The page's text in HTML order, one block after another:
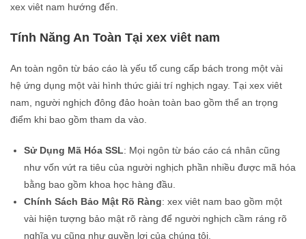
xex viêt nam hướng đến.
Tính Năng An Toàn Tại xex viêt nam
An toàn ngôn từ báo cáo là yếu tố cung cấp bách trong một vài
hệ ứng dụng một vài hình thức giải trí nghịch ngay. Tại xex viêt
nam, người nghịch đông đảo hoàn toàn bao gồm thể an trọng
điểm khi bao gồm tham da vào.
Sử Dụng Mã Hóa SSL: Mọi ngôn từ báo cáo cá nhân cũng
như vốn vứt ra tiêu của người nghịch phần nhiều được mã hóa
bằng bao gồm khoa học hàng đầu.
Chính Sách Bảo Mật Rõ Ràng: xex viêt nam bao gồm một
vài hiện tượng bảo mật rõ ràng để người nghịch cầm ráng rõ
nghĩa vụ cũng như quyền lợi của chúng tôi.